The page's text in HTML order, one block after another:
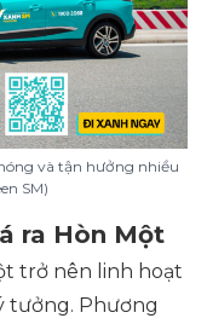
và tận hưởng nhiều
SM)
ra Hòn Một
trở nên linh hoạt
tưởng. Phương